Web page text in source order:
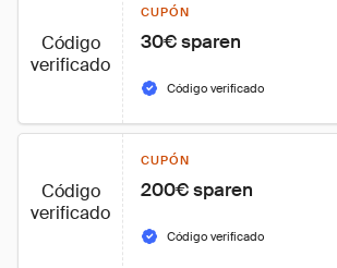
Código
verificado
CUPÓN
30€ sparen
Código verificado
Código
verificado
CUPÓN
200€ sparen
Código verificado